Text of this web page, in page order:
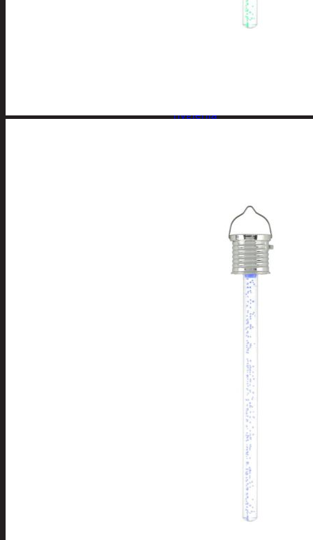
hygienia
lenkit
Hiusvärit
Hiusten ja
Hammashygienia
Kosmetiikka
Käsi ja jalkahoito
Käsivoiteet ja
rasvat
Kynsisakset ja
viilat
Pesuharjat ja -
Shampoot,
hoitaineet ja
saippuat
Hoitoaineet
Käsisaippuat
Shampoot
Suihkusaippuat